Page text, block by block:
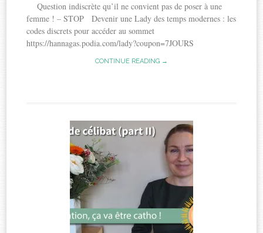
Question indiscrète qu’il ne convient pas de poser à une
femme ! – STOP Devenir une Lady des temps modernes : les
codes discrets pour accéder au sommet
https://hannagas.podia.com/lady?coupon=7JOURS
CONTINUE READING →